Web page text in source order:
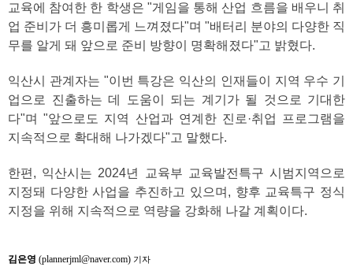
교육에 참여한 한 학생은 "게임을 통해 산업 흐름을 배우니 취
업 준비가 더 흥미롭게 느껴졌다"며 "배터리 분야의 다양한 직
무를 알게 돼 앞으로 준비 방향이 명확해졌다"고 밝혔다.
익산시 관계자는 "이번 특강은 익산의 인재들이 지역 우수 기
업으로 진출하는 데 도움이 되는 계기가 될 것으로 기대한
다"며 "앞으로도 지역 산업과 연계한 진로·취업 프로그램을
지속적으로 확대해 나가겠다"고 말했다.
한편, 익산시는 2024년 교육부 교육발전특구 시범지역으로
지정돼 다양한 사업을 추진하고 있으며, 향후 교육특구 정식
지정을 위해 지속적으로 역량을 강화해 나갈 계획이다.
김은영 (plannerjml@naver.com) 기자